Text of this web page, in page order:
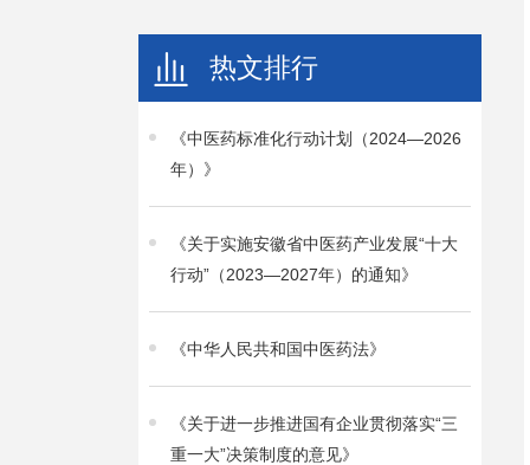
热文排行
《中医药标准化行动计划（2024—2026
年）》
《关于实施安徽省中医药产业发展“十大
行动”（2023—2027年）的通知》
《中华人民共和国中医药法》
《关于进一步推进国有企业贯彻落实“三
重一大”决策制度的意见》